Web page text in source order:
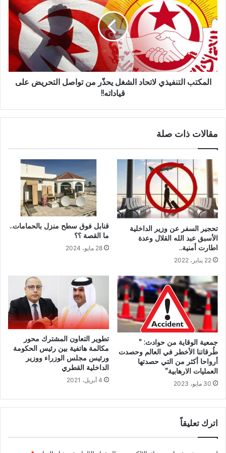
المكتب التنفيذي لاتحاد الشغل يحذّر من تواصل التحريض على
قياداته!!
مقالات ذات صلة
تحجير السفر عن وزير الداخلية
الأسبق عبد الله القلال وعدة
اطارت أمنية..
22 يناير، 2022
قنابل فوق سطح منزل بالحمامات..
ما القصة ؟؟
28 مايو، 2024
جمعية الوقاية من حوادث: ”
طُرقاتنا الأخطر في العالم وحصدت
أرواحا أكثر من التي حصدتها
العمليات الارهابية”
30 مايو، 2023
تطوير التعاون المشترك محور
مكالمة هاتفية بين رئيس الحكومة
ورئيس مجلس الوزراء ووزير
الداخلية القطري
4 أبريل، 2021
اترك تعليقاً